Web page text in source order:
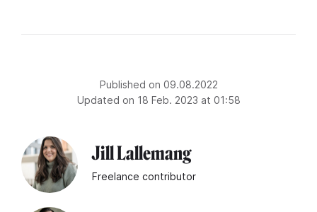
Published on 09.08.2022
Updated on 18 Feb. 2023 at 01:58
Jill Lallemang
Freelance contributor